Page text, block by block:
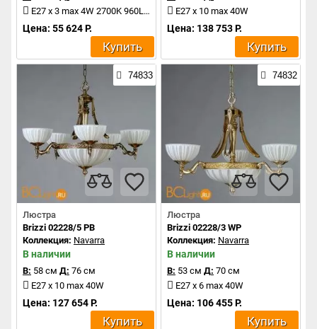
E27 x 3 max 4W 2700K 960Lm
Цена: 55 624 Р.
Купить
E27 x 10 max 40W
Цена: 138 753 Р.
Купить
74833
Люстра
Brizzi 02228/5 PB
Коллекция: Navarra
В наличии
В: 58 см Д: 76 см
E27 x 10 max 40W
Цена: 127 654 Р.
Купить
74832
Люстра
Brizzi 02228/3 WP
Коллекция: Navarra
В наличии
В: 53 см Д: 70 см
E27 x 6 max 40W
Цена: 106 455 Р.
Купить